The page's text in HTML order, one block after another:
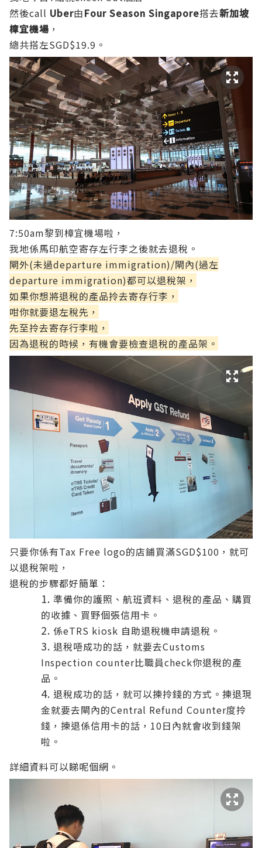
然後call Uber由Four Season Singapore搭去新加坡
樟宜機場 ，
總共搭左SGD$19.9。
7:50am黎到樟宜機場啦，
我地係馬印航空寄存左行李之後就去退稅。
閘外(未過departure immigration)/閘內(過左
departure immigration)都可以退稅架，
如果你想將退稅的產品拎去寄存行李，
咁你就要退左稅先，
先至拎去寄存行李啦，
因為退稅的時候，有機會要檢查退稅的產品架。
只要你係有Tax Free logo的店鋪買滿SGD$100，就可
以退稅架啦，
退稅的步驟都好簡單：
準備你的護照、航班資料、退稅的產品、購買
的收據、買野個張信用卡。
係eTRS kiosk 自助退稅機申請退稅。
退稅唔成功的話，就要去Customs
Inspection counter比職員check你退稅的產
品。
退稅成功的話，就可以揀拎錢的方式。揀退現
金就要去閘內的Central Refund Counter度拎
錢，揀退係信用卡的話，10日內就會收到錢架
啦。
詳細資料可以睇呢個網 。